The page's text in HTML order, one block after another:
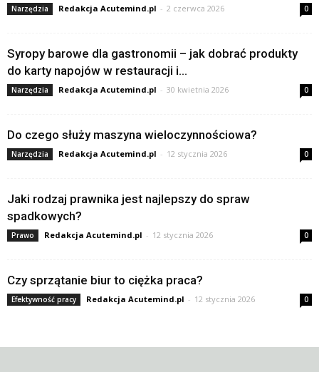
Narzędzia Redakcja Acutemind.pl - 2 czerwca 2026 0
Syropy barowe dla gastronomii – jak dobrać produkty
do karty napojów w restauracji i...
Narzędzia Redakcja Acutemind.pl - 30 kwietnia 2026 0
Do czego służy maszyna wieloczynnościowa?
Narzędzia Redakcja Acutemind.pl - 12 stycznia 2026 0
Jaki rodzaj prawnika jest najlepszy do spraw
spadkowych?
Prawo Redakcja Acutemind.pl - 12 stycznia 2026 0
Czy sprzątanie biur to ciężka praca?
Efektywność pracy Redakcja Acutemind.pl - 12 stycznia 2026 0